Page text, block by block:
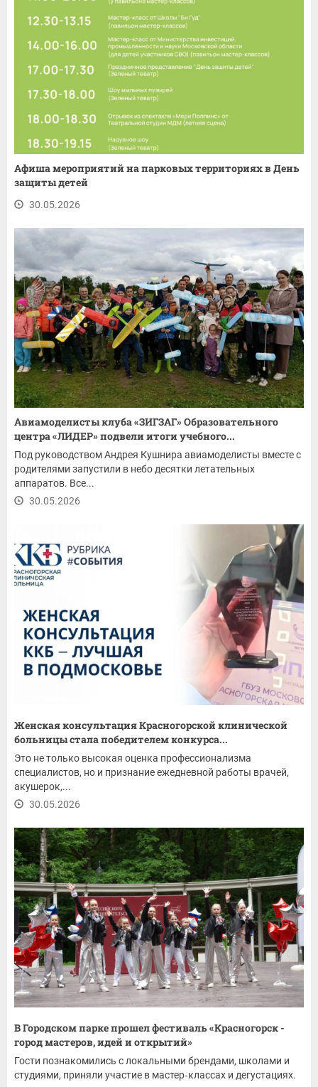
Афиша мероприятий на парковых территориях в День
защиты детей
30.05.2026
Авиамоделисты клуба «ЗИГЗАГ» Образовательного
центра «ЛИДЕР» подвели итоги учебного...
Под руководством Андрея Кушнира авиамоделисты вместе с
родителями запустили в небо десятки летательных
аппаратов. Все...
30.05.2026
Женская консультация Красногорской клинической
больницы стала победителем конкурса...
Это не только высокая оценка профессионализма
специалистов, но и признание ежедневной работы врачей,
акушерок,...
30.05.2026
В Городском парке прошел фестиваль «Красногорск -
город мастеров, идей и открытий»
Гости познакомились с локальными брендами, школами и
студиями, приняли участие в мастер‑классах и дегустациях.